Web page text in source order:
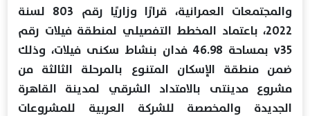
والمجتمعات العمرانية، قرارًا وزاريًا رقم 803 لسنة
2022، باعتماد المخطط التفصيلي لمنطقة فيلات رقم
v35 بمساحة 46.98 فدان بنشاط سكنى فيلات، وذلك
ضمن منطقة الإسكان المتنوع بالمرحلة الثالثة من
مشروع مدينتى بالامتداد الشرقي لمدينة القاهرة
الجديدة والمخصصة للشركة العربية للمشروعات